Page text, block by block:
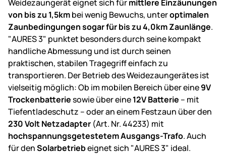
Weidezaungerät eignet sich fürmittlere Einzäunungen
von bis zu 1,5kmbei wenig Bewuchs, unteroptimalen
Zaunbedingungen sogar für bis zu 4,0km Zaunlänge.
"AURES 3" punktet besonders durch seine kompakt
handliche Abmessung und ist durch seinen
praktischen, stabilen Tragegriff einfach zu
transportieren. Der Betrieb des Weidezaungerätes ist
vielseitig möglich: Ob im mobilen Bereich über eine9V
Trockenbatteriesowie über eine12V Batterie – mit
Tiefentladeschutz – oder an einem Festzaun über den
230 Volt Netzadapter (Art. Nr. 44233) mit
hochspannungsgetestetem Ausgangs-Trafo. Auch
für denSolarbetriebeignet sich "AURES 3" ideal.